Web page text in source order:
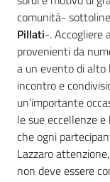
comunità-
Pillati-. Accogliere
provenienti da
a un evento di alto
incontro e
un’importante
le sue eccellenze
che ogni
Lazzaro
non deve essere